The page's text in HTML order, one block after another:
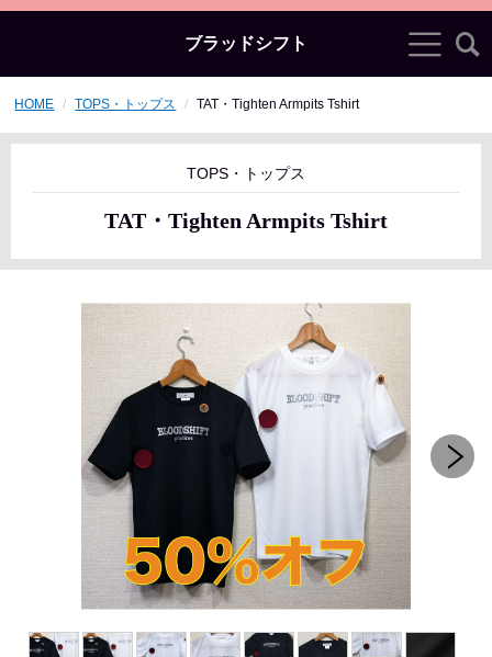
ブラッドシフト
HOME TOPS・トップス TAT・Tighten Armpits Tshirt
TOPS・トップス
TAT・Tighten Armpits Tshirt